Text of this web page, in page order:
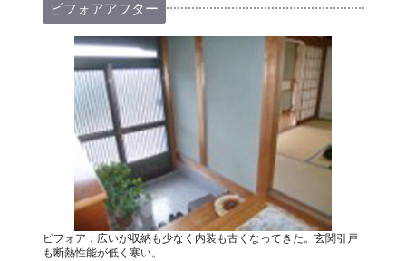
ビフォアアフター
ビフォア：広いが収納も少なく内装も古くなってきた。玄関引戸
も断熱性能が低く寒い。